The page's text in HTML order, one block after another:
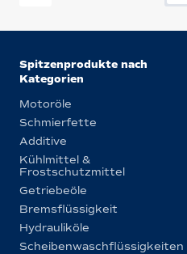
Spitzenprodukte nach
Kategorien
Motoröle
Schmierfette
Additive
Kühlmittel &
Frostschutzmittel
Getriebeöle
Bremsflüssigkeit
Hydrauliköle
Scheibenwaschflüssigkeiten